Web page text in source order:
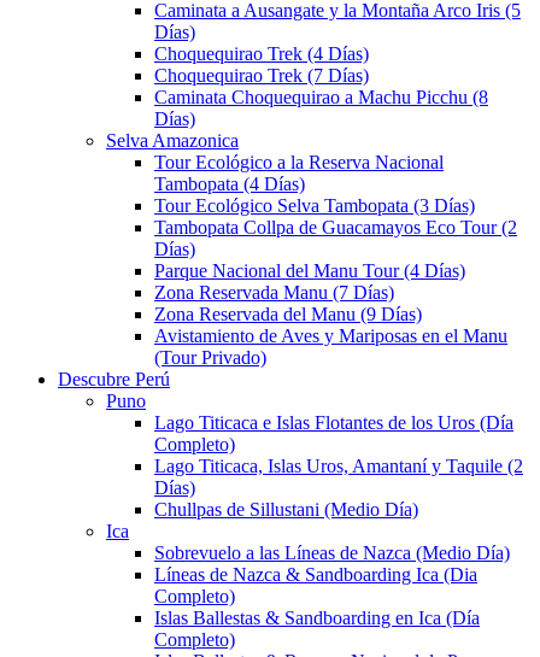
Caminata a Ausangate y la Montaña Arco Iris (5
Días)
Choquequirao Trek (4 Días)
Choquequirao Trek (7 Días)
Caminata Choquequirao a Machu Picchu (8
Días)
Selva Amazonica
Tour Ecológico a la Reserva Nacional
Tambopata (4 Días)
Tour Ecológico Selva Tambopata (3 Días)
Tambopata Collpa de Guacamayos Eco Tour (2
Días)
Parque Nacional del Manu Tour (4 Días)
Zona Reservada Manu (7 Días)
Zona Reservada del Manu (9 Días)
Avistamiento de Aves y Mariposas en el Manu
(Tour Privado)
Descubre Perú
Puno
Lago Titicaca e Islas Flotantes de los Uros (Día
Completo)
Lago Titicaca, Islas Uros, Amantaní y Taquile (2
Días)
Chullpas de Sillustani (Medio Día)
Ica
Sobrevuelo a las Líneas de Nazca (Medio Día)
Líneas de Nazca & Sandboarding Ica (Dia
Completo)
Islas Ballestas & Sandboarding en Ica (Día
Completo)